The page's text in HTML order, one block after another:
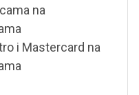
na
i Mastercard na